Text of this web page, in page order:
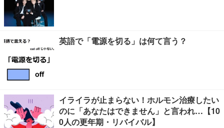
英語で「電源を切る」は何て言う？
イライラが止まらない！ホルモン治療したい
のに「あなたはできません」と言われ…【10
0人の更年期・リバイバル】